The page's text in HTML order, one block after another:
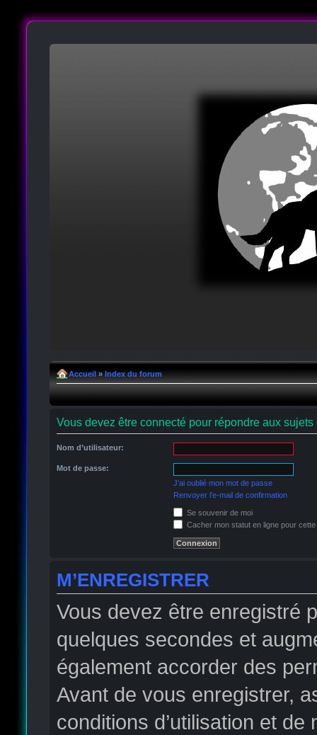
Accueil » Index du forum
Vous devez être connecté pour répondre aux sujets
Nom d’utilisateur:
Mot de passe:
J’ai oublié mon mot de passe
Renvoyer l’e-mail de confirmation
Se souvenir de moi
Cacher mon statut en ligne pour
M’ENREGISTRER
Vous devez être enregistré
quelques secondes et
également accorder des
Avant de vous enregistrer,
conditions d’utilisation et